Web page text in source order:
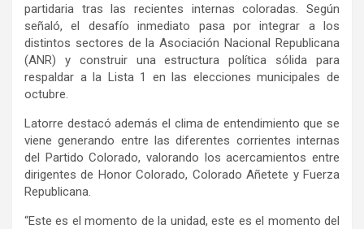
partidaria tras las recientes internas coloradas. Según
señaló, el desafío inmediato pasa por integrar a los
distintos sectores de la Asociación Nacional Republicana
(ANR) y construir una estructura política sólida para
respaldar a la Lista 1 en las elecciones municipales de
octubre.
Latorre destacó además el clima de entendimiento que se
viene generando entre las diferentes corrientes internas
del Partido Colorado, valorando los acercamientos entre
dirigentes de Honor Colorado, Colorado Añetete y Fuerza
Republicana.
“Este es el momento de la unidad, este es el momento del